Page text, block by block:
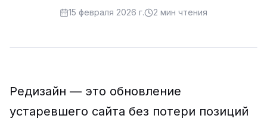
15 февраля 2026 г. 2 мин чтения
Редизайн — это обновление
устаревшего сайта без потери позиций